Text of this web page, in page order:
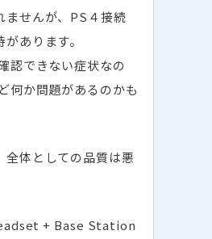
ませんが、PS４接続
あります。
認できない症状なの
何か問題があるのかも
全体としての品質は悪
+ Base Station